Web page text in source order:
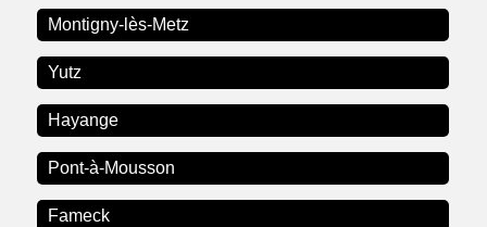
Montigny-lès-Metz
Yutz
Hayange
Pont-à-Mousson
Fameck